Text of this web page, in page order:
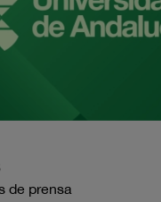
de prensa